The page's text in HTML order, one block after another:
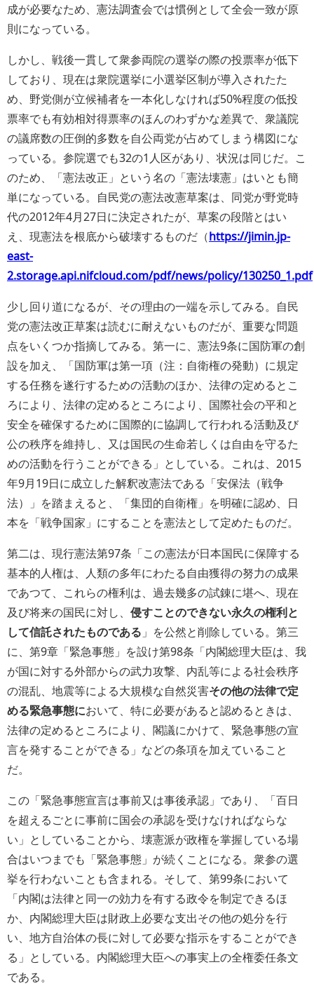
成が必要なため、憲法調査会では慣例として全会一致が原
則になっている。
しかし、戦後一貫して衆参両院の選挙の際の投票率が低下
しており、現在は衆院選挙に小選挙区制が導入されたた
め、野党側が立候補者を一本化しなければ50%程度の低投
票率でも有効相対得票率のほんのわずかな差異で、衆議院
の議席数の圧倒的多数を自公両党が占めてしまう構図にな
っている。参院選でも32の1人区があり、状況は同じだ。こ
のため、「憲法改正」という名の「憲法壊憲」はいとも簡
単になっている。自民党の憲法改憲草案は、同党が野党時
代の2012年4月27日に決定されたが、草案の段階とはい
え、現憲法を根底から破壊するものだ（https://jimin.jp-
east-
2.storage.api.nifcloud.com/pdf/news/policy/130250_1.pdf
少し回り道になるが、その理由の一端を示してみる。自民
党の憲法改正草案は読むに耐えないものだが、重要な問題
点をいくつか指摘してみる。第一に、憲法9条に国防軍の創
設を加え、「国防軍は第一項（注：自衛権の発動）に規定
する任務を遂行するための活動のほか、法律の定めるとこ
ろにより、法律の定めるところにより、国際社会の平和と
安全を確保するために国際的に協調して行われる活動及び
公の秩序を維持し、又は国民の生命若しくは自由を守るた
めの活動を行うことができる」としている。これは、2015
年9月19日に成立した解釈改憲法である「安保法（戦争
法）」を踏まえると、「集団的自衛権」を明確に認め、日
本を「戦争国家」にすることを憲法として定めたものだ。
第二は、現行憲法第97条「この憲法が日本国民に保障する
基本的人権は、人類の多年にわたる自由獲得の努力の成果
であつて、これらの権利は、過去幾多の試錬に堪へ、現在
及び将来の国民に対し、 侵すことのできない永久の権利と
して信託されたものである 」を公然と削除している。第三
に、第9章「緊急事態」を設け第98条「内閣総理大臣は、我
が国に対する外部からの武力攻撃、内乱等による社会秩序
の混乱、地震等による大規模な自然災害その他の法律で定
める緊急事態において、特に必要があると認めるときは、
法律の定めるところにより、閣議にかけて、緊急事態の宣
言を発することができる」などの条項を加えていること
だ。
この「緊急事態宣言は事前又は事後承認」であり、「百日
を超えるごとに事前に国会の承認を受けなければならな
い」としていることから、壊憲派が政権を掌握している場
合はいつまでも「緊急事態」が続くことになる。衆参の選
挙を行わないことも含まれる。そして、第99条において
「内閣は法律と同一の効力を有する政令を制定できるほ
か、内閣総理大臣は財政上必要な支出その他の処分を行
い、地方自治体の長に対して必要な指示をすることができ
る」としている。内閣総理大臣への事実上の全権委任条文
である。